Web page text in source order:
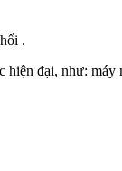
.
đại, như: